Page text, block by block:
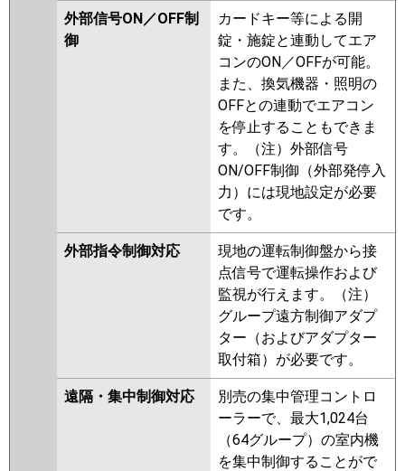
外部信号ON／OFF制
御
カードキー等による開
錠・施錠と連動してエア
コンのON／OFFが可能。
また、換気機器・照明の
OFFとの連動でエアコン
を停止することもできま
す。（注）外部信号
ON/OFF制御（外部発停入
力）には現地設定が必要
です。
外部指令制御対応
現地の運転制御盤から接
点信号で運転操作および
監視が行えます。（注）
グループ遠方制御アダプ
ター（およびアダプター
取付箱）が必要です。
遠隔・集中制御対応
別売の集中管理コントロ
ーラーで、最大1,024台
（64グループ）の室内機
を集中制御することがで